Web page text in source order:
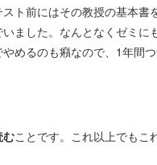
ト前にはその教授の基本
ました。なんとなくゼミ
めるのも癪なので、1年間
むことです。これ以上でもこ